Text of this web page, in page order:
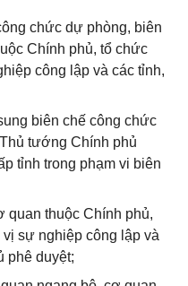
chức dự phòng, biên
Chính phủ, tổ chức
công lập và các tỉnh,
biên chế công chức
tướng Chính phủ
tỉnh trong phạm vi biên
quan thuộc Chính phủ,
sự nghiệp công lập và
phê duyệt;